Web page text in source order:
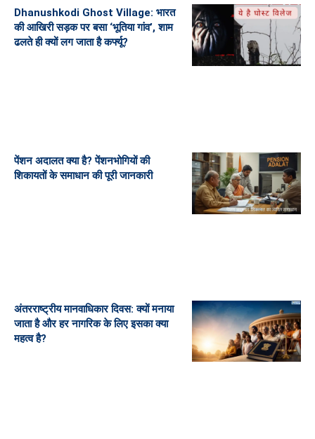
Dhanushkodi Ghost Village: भारत
की आखिरी सड़क पर बसा ‘भूतिया गांव’, शाम
ढलते ही क्यों लग जाता है कर्फ्यू?
पेंशन अदालत क्या है? पेंशनभोगियों की
शिकायतों के समाधान की पूरी जानकारी
अंतरराष्ट्रीय मानवाधिकार दिवस: क्यों मनाया
जाता है और हर नागरिक के लिए इसका क्या
महत्व है?